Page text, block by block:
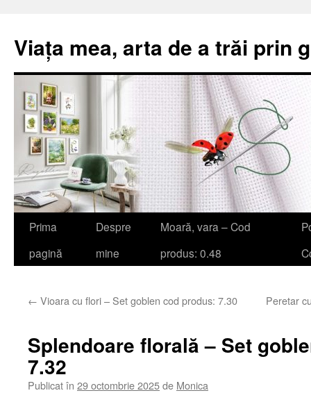
Viața mea, arta de a trăi prin
Sari
Prima
pagină
Despre
mine
Moară, vara – Cod
produs: 0.48
← Vioara cu flori – Set goblen cod produs: 7.30 Peretar
Splendoare florală – Set
7.32
Publicat în 29 octombrie 2025de Monica